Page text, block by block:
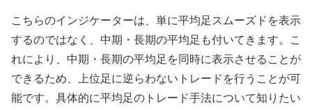
こちらのインジケーターは、単に平均足スムーズドを表示
するのではなく、中期・長期の平均足も付いてきます。こ
れにより、中期・長期の平均足を同時に表示させることが
できるため、上位足に逆らわないトレードを行うことが可
能です。具体的に平均足のトレード手法について知りたい